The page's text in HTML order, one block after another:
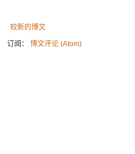
较新的博文
订阅： 博文评论 (Atom)